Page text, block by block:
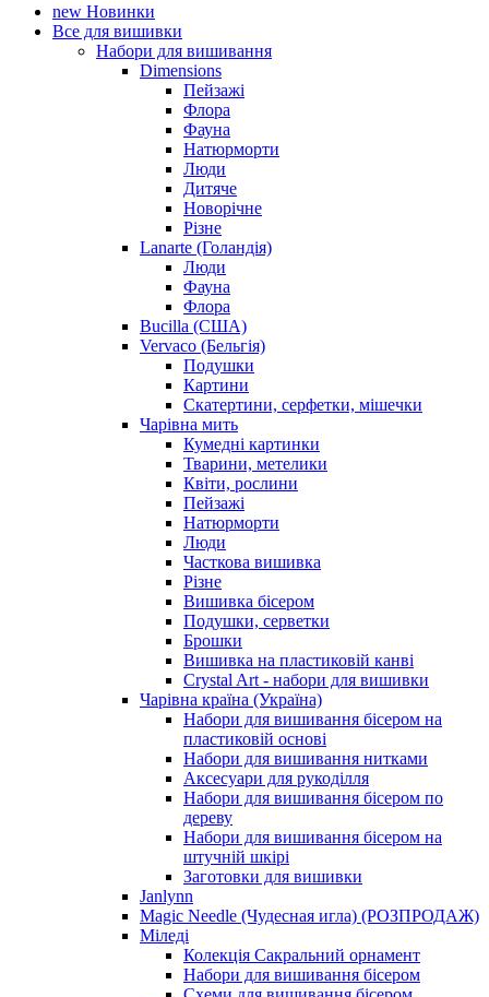
new Новинки
Все для вишивки
Набори для вишивання
Dimensions
Пейзажі
Флора
Фауна
Натюрморти
Люди
Дитяче
Новорічне
Різне
Lanarte (Голандія)
Люди
Фауна
Флора
Bucilla (США)
Vervaco (Бельгія)
Подушки
Картини
Скатертини, серфетки, мішечки
Чарiвна мить
Кумедні картинки
Тварини, метелики
Квіти, рослини
Пейзажі
Натюрморти
Люди
Часткова вишивка
Різне
Вишивка бісером
Подушки, серветки
Брошки
Вишивка на пластиковій канві
Crystal Art - набори для вишивки
Чарівна країна (Україна)
Набори для вишивання бісером на
пластиковій основі
Набори для вишивання нитками
Аксесуари для рукоділля
Набори для вишивання бісером по
дереву
Набори для вишивання бісером на
штучній шкірі
Заготовки для вишивки
Janlynn
Magic Needle (Чудесная игла) (РОЗПРОДАЖ)
Міледі
Колекція Сакральний орнамент
Набори для вишивання бісером